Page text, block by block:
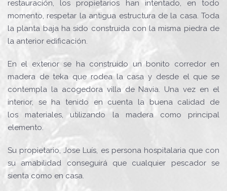
restauración, los propietarios han intentado, en todo
momento, respetar la antigua estructura de la casa. Toda
la planta baja ha sido construida con la misma piedra de
la anterior edificación.
En el exterior se ha construido un bonito corredor en
madera de teka que rodea la casa y desde el que se
contempla la acogedora villa de Navia. Una vez en el
interior, se ha tenido en cuenta la buena calidad de
los materiales, utilizando la madera como principal
elemento.
Su propietario, Jose Luís, es persona hospitalaria que con
su amabilidad conseguirá que cualquier pescador se
sienta como en casa.